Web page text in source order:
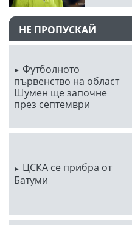
НЕ ПРОПУСКАЙ
Футболното
първенство на област
Шумен ще започне
през септември
ЦСКА се прибра от
Батуми